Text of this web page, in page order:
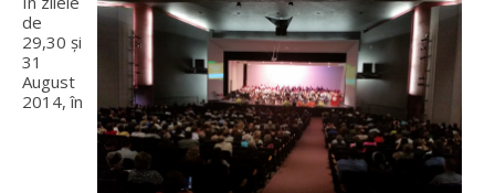
de
29,30 și
31
August
2014, în